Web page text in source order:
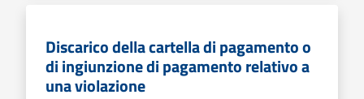
Discarico della cartella di pagamento o
di ingiunzione di pagamento relativo a
una violazione